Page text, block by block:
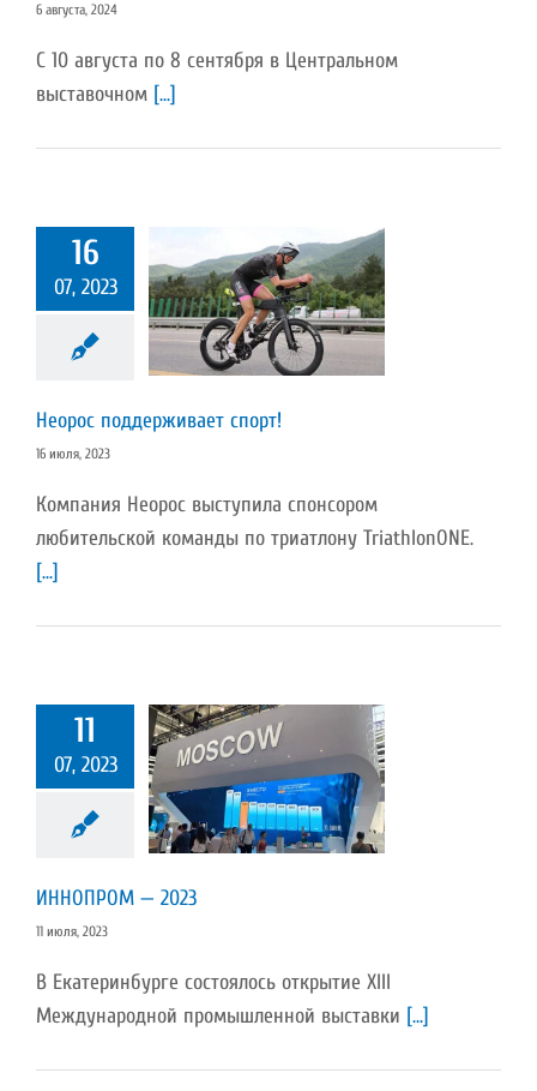
6 августа, 2024
С 10 августа по 8 сентября в Центральном
выставочном [...]
16
07, 2023
Неорос поддерживает спорт!
16 июля, 2023
Компания Неорос выступила спонсором
любительской команды по триатлону TriathlonONE.
[...]
11
07, 2023
— 2023
ИННОПРОМ — 2023
11 июля, 2023
В Екатеринбурге состоялось открытие XIII
Международной промышленной выставки [...]